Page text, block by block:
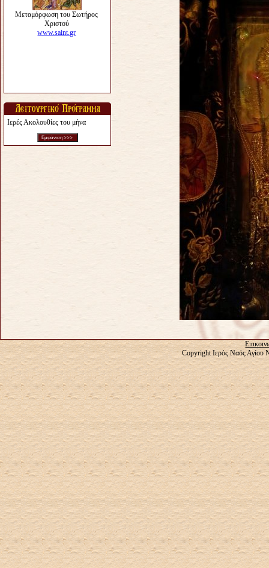
Ιερές Ακολουθίες του μήνα
Copyright Ιερός Ναός Αγίου